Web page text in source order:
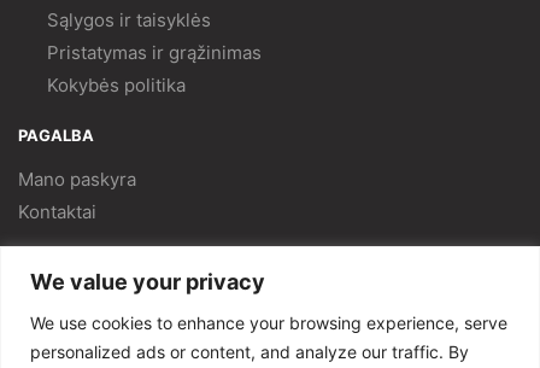
We value your privacy
We use cookies to enhance your browsing experience, serve
personalized ads or content, and analyze our traffic. By
Sąlygos ir taisyklės
Pristatymas ir grąžinimas
Kokybės politika
PAGALBA
Mano paskyra
Kontaktai